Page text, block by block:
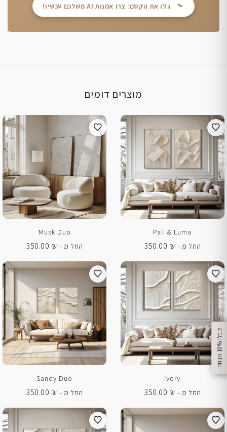
ק
ב
ל
ו
1
0
%
ה
נ
ח
ה
גלו את הקסם: צרו אמנות AI משלכם עכשיו!
מוצרים דומים
Pali & Luma
החל מ -
350.00 ₪
Musk Duo
החל מ -
350.00 ₪
Ivory
החל מ -
350.00 ₪
Sandy Duo
החל מ -
350.00 ₪